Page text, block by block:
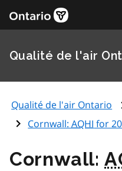
Qualité de l'air
Qualité de l'air Ontario
Cornwall:AQHI for
Cornwall: